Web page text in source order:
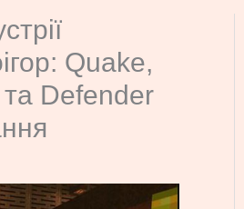
Quake,
Defender